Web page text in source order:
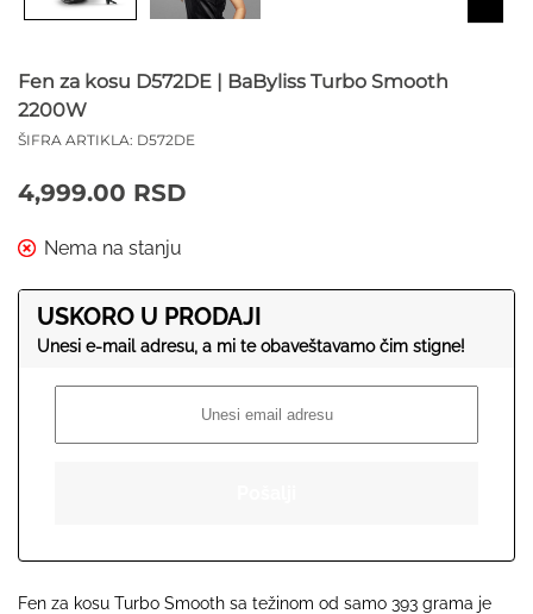
Fen za kosu D572DE | BaByliss Turbo Smooth
2200W
ŠIFRA ARTIKLA: D572DE
4,999.00 RSD
USKORO U PRODAJI
Fen za kosu Turbo Smooth sa težinom od samo 393 grama je